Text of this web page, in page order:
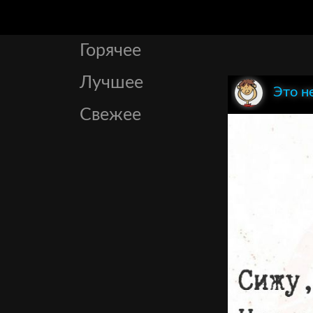
Горячее
Лучшее
Свежее
Это